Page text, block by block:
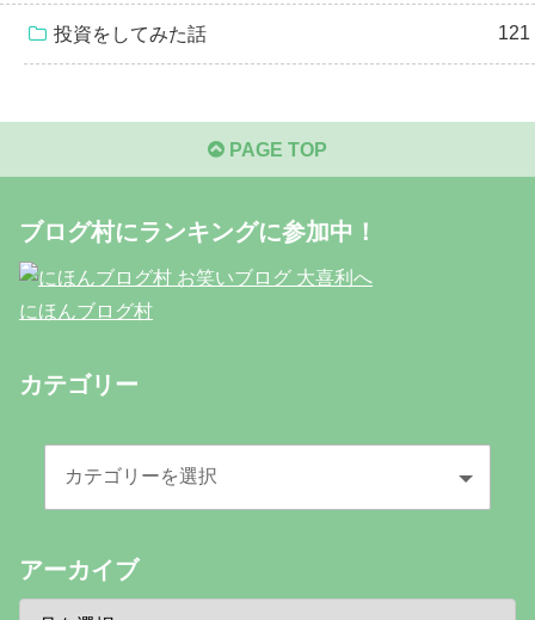
投資をしてみた話 121
PAGE TOP
ブログ村にランキングに参加中！
にほんブログ村
カテゴリー
アーカイブ